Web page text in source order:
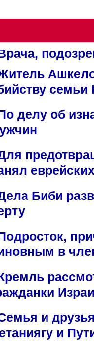
семьи
делу об
Биби
в
и
и